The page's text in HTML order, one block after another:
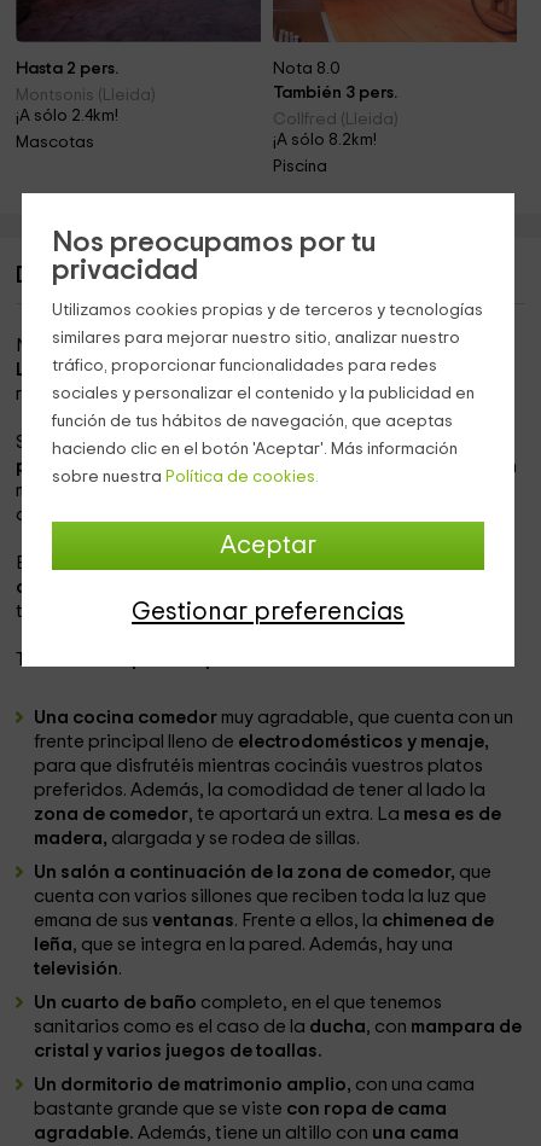
Nos preocupamos por tu
privacidad
Utilizamos cookies propias y de terceros y tecnologías
similares para mejorar nuestro sitio, analizar nuestro
tráfico, proporcionar funcionalidades para redes
sociales y personalizar el contenido y la publicidad en
función de tus hábitos de navegación, que aceptas
haciendo clic en el botón 'Aceptar'. Más información
sobre nuestra Política de cookies.
Aceptar
Gestionar preferencias
Hasta 2 pers.
Montsonis (Lleida)
¡A sólo 2.4km!
Mascotas
Nota 8.0
También 3 pers.
Collfred (Lleida)
¡A sólo 8.2km!
Piscina
Descripción de Cal Bepet
Nuestra vivienda se encuentra dentro de la provincia de
Lleida,en la que vas a poder conocer la tranquilidad que
reina en lazona de Montsonís.
Se trata de una vivienda quese rodea de los mejores
paisajes verdes que puedas imaginarte,
contando con un
montón de posibilidades para pasarlo en grande, y
disfrutar de la tranquilidad de tener estancias completas.
En el interior de la vivienda,
hay espacio para 3 personas
como máximo
tienen una esencia hogareña muy agradable.
Una cocina comedor muy agradable, que cuenta con un
frente principal lleno de electrodomésticos y menaje,
para que disfrutéis mientras cocináis vuestros platos
preferidos. Además, la comodidad de tener al lado la
zona de comedor, te aportará un extra. La mesa es de
madera, alargada y se rodea de sillas.
Un salón a continuación de la zona de comedor, que
cuenta con varios sillones que reciben toda la luz que
emana de susventanas. Frente a ellos, la chimenea de
leña, que se integra en la pared. Además, hay una
televisión.
Un cuarto de baño completo, en el que tenemos
sanitarios como es el caso de la ducha, con mampara de
cristal y varios juegos de toallas.
Un dormitorio de matrimonio amplio, con una cama
bastante grande que se viste con ropa de cama
agradable.Además, tiene un altillo con una cama